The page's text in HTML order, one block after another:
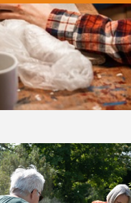
mod at forstå os selv
bevidsthed og